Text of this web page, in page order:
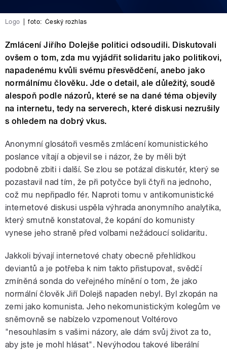
Logo foto: Český rozhlas
Zmlácení Jiřího Dolejše politici odsoudili. Diskutovali
ovšem o tom, zda mu vyjádřit solidaritu jako politikovi,
napadenému kvůli svému přesvědčení, anebo jako
normálnímu člověku. Jde o detail, ale důležitý, soudě
alespoň podle názorů, které se na dané téma objevily
na internetu, tedy na serverech, které diskusi nezrušily
s ohledem na dobrý vkus.
Anonymní glosátoři vesměs zmlácení komunistického
poslance vítají a objevil se i názor, že by měli být
podobně zbiti i další. Se zlou se potázal diskutér, který se
pozastavil nad tím, že při potyčce byli čtyři na jednoho,
což mu nepřipadlo fér. Naproti tomu v antikomunistické
internetové diskusi uspěla výhrada anonymního analytika,
který smutně konstatoval, že kopání do komunisty
vynese jeho straně před volbami nežádoucí solidaritu.
Jakkoli bývají internetové chaty obecně přehlídkou
deviantů a je potřeba k nim takto přistupovat, svědčí
zmíněná sonda do veřejného mínění o tom, že jako
normální člověk Jiří Dolejš napaden nebyl. Byl zkopán na
zemi jako komunista. Jeho nekomunistickým kolegům ve
sněmovně se nabízelo vzpomenout Voltérovo
"nesouhlasím s vašimi názory, ale dám svůj život za to,
aby jste je mohl hlásat". Nevýhodou takové liberální